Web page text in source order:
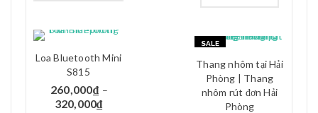
Loa Bluetooth Mini
S815
260,000₫ –
320,000₫
SALE
Thang nhôm tại Hải
Phòng | Thang
nhôm rút đơn Hải
Phòng